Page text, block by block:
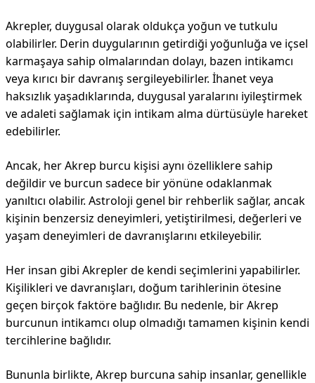
Akrepler, duygusal olarak oldukça yoğun ve tutkulu
olabilirler. Derin duygularının getirdiği yoğunluğa ve içsel
karmaşaya sahip olmalarından dolayı, bazen intikamcı
veya kırıcı bir davranış sergileyebilirler. İhanet veya
haksızlık yaşadıklarında, duygusal yaralarını iyileştirmek
ve adaleti sağlamak için intikam alma dürtüsüyle hareket
edebilirler.
Ancak, her Akrep burcu kişisi aynı özelliklere sahip
değildir ve burcun sadece bir yönüne odaklanmak
yanıltıcı olabilir. Astroloji genel bir rehberlik sağlar, ancak
kişinin benzersiz deneyimleri, yetiştirilmesi, değerleri ve
yaşam deneyimleri de davranışlarını etkileyebilir.
Her insan gibi Akrepler de kendi seçimlerini yapabilirler.
Kişilikleri ve davranışları, doğum tarihlerinin ötesine
geçen birçok faktöre bağlıdır. Bu nedenle, bir Akrep
burcunun intikamcı olup olmadığı tamamen kişinin kendi
tercihlerine bağlıdır.
Bununla birlikte, Akrep burcuna sahip insanlar, genellikle